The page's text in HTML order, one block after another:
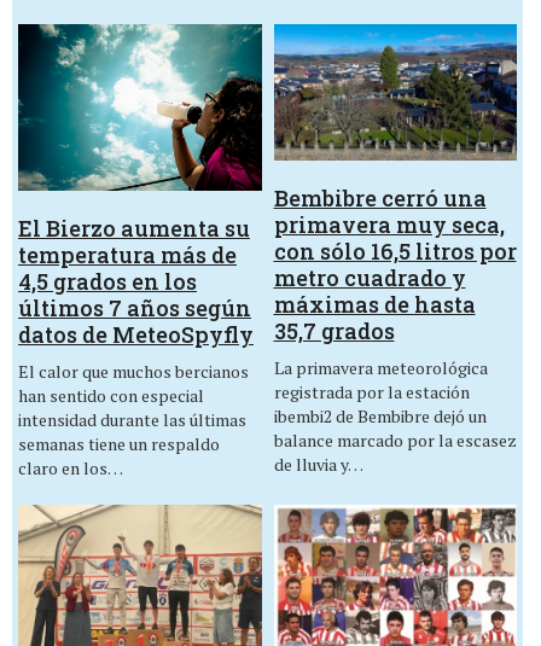
El Bierzo aumenta su
temperatura más de
4,5 grados en los
últimos 7 años según
datos de MeteoSpyfly
El calor que muchos bercianos
han sentido con especial
intensidad durante las últimas
semanas tiene un respaldo
claro en los…
Bembibre cerró una
primavera muy seca,
con sólo 16,5 litros por
metro cuadrado y
máximas de hasta
35,7 grados
La primavera meteorológica
registrada por la estación
ibembi2 de Bembibre dejó un
balance marcado por la escasez
de lluvia y…